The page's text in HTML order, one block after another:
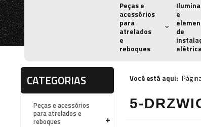
Peças e
acessórios
para
atrelados
e
reboques
e
de
CATEGORIAS
Peças e acessórios
para atrelados e
reboques
Você está aqui:
5-